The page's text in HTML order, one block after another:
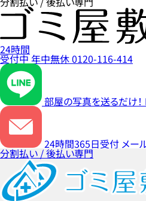
24時間
受付中年中無休0120-116-414
部屋の写真を送るだけ！
24時間365日受付 メー
分割払い / 後払い専門